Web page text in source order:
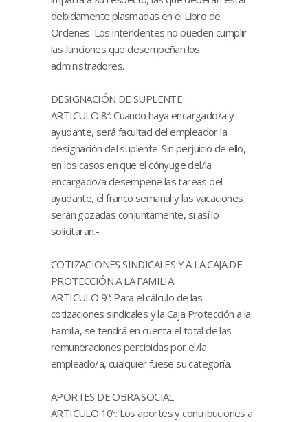
debidamente plasmadas en el Libro de
Ordenes. Los intendentes no pueden cumplir
las funciones que desempeñan los
administradores.
DESIGNACIÓN DE SUPLENTE
ARTICULO 8º: Cuando haya encargado/a y
ayudante, será facultad del empleador la
designación del suplente. Sin perjuicio de ello,
en los casos en que el cónyuge del/la
encargado/a desempeñe las tareas del
ayudante, el franco semanal y las vacaciones
serán gozadas conjuntamente, si así lo
solicitaran.-
COTIZACIONES SINDICALES Y A LA CAJA DE
PROTECCIÓN A LA FAMILIA
ARTICULO 9º: Para el cálculo de las
cotizaciones sindicales y la Caja Protección a la
Familia, se tendrá en cuenta el total de las
remuneraciones percibidas por el/la
empleado/a, cualquier fuese su categoría.-
APORTES DE OBRA SOCIAL
ARTICULO 10º: Los aportes y contribuciones a